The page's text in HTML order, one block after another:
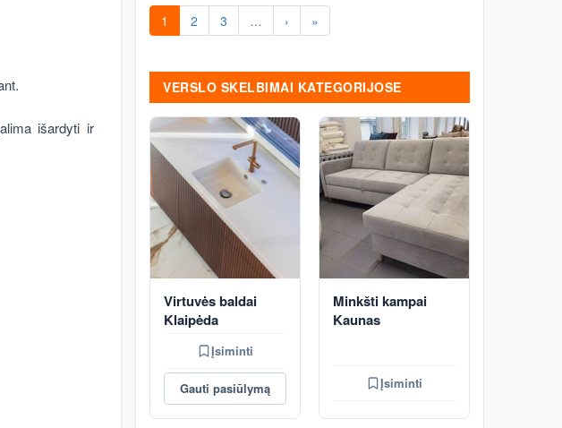
išardyti ir
1 2 3 … › »
VERSLO SKELBIMAI KATEGORIJOSE
Virtuvės baldai
Klaipėda
Įsiminti
Gauti pasiūlymą
Minkšti kampai
Kaunas
Įsiminti